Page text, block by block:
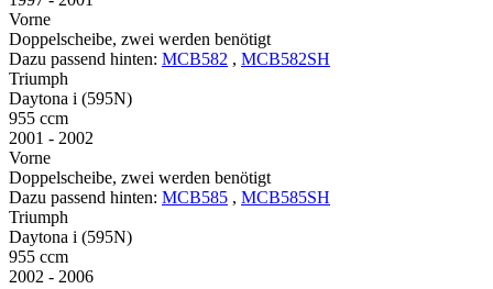
Vorne
Doppelscheibe, zwei werden benötigt
Dazu passend hinten: MCB582 , MCB582SH
Triumph
Daytona i (595N)
955 ccm
2001 - 2002
Vorne
Doppelscheibe, zwei werden benötigt
Dazu passend hinten: MCB585 , MCB585SH
Triumph
Daytona i (595N)
955 ccm
2002 - 2006